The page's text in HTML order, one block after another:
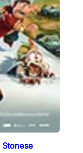
Stonese